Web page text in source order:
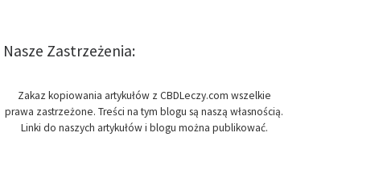
Nasze Zastrzeżenia:
Zakaz kopiowania artykułów z CBDLeczy.com wszelkie
prawa zastrzeżone. Treści na tym blogu są naszą własnością.
Linki do naszych artykułów i blogu można publikować.